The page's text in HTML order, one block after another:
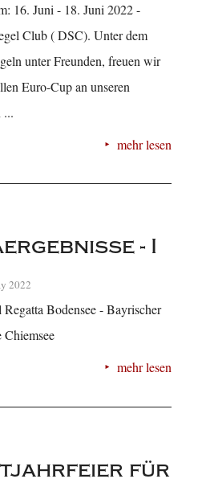
16. Juni - 18. Juni 2022 -
Club ( DSC). Unter dem
unter Freunden, freuen wir
Euro-Cup an unseren
...
mehr lesen
- I
2022
Regatta Bodensee - Bayrischer
mehr lesen
für